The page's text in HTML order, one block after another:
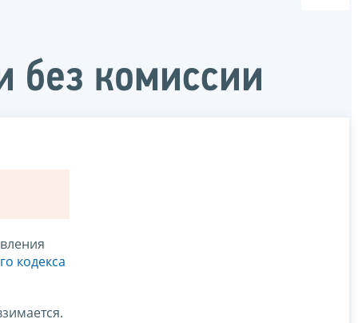
без комиссии
кодекса